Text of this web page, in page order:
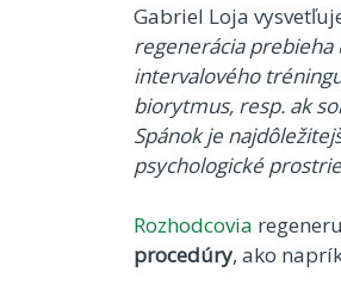
Gabriel Loja
regenerácia prebieha
intervalového
biorytmus, resp. ak
Spánok je
psychologické
Rozhodcovia
procedúry, ako